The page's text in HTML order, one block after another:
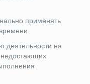
применять
деятельности на